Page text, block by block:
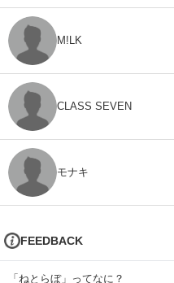
M!LK
CLASS SEVEN
モナキ
FEEDBACK
「ねとらぼ」ってなに？